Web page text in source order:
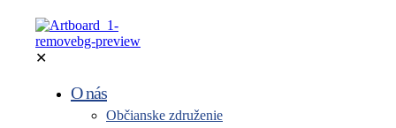
✕
O nás
Občianske združenie